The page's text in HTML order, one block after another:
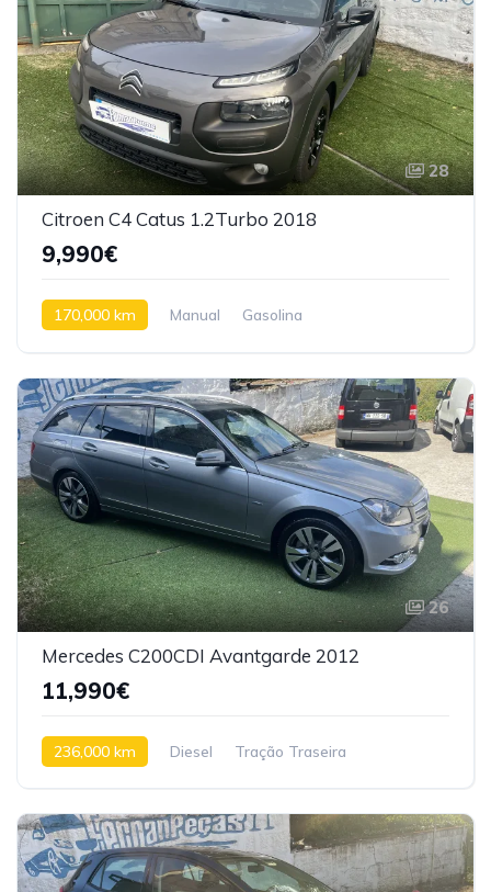
28
Citroen C4 Catus 1.2Turbo 2018
9,990€
170,000 km Manual
Gasolina
26
Mercedes C200CDI Avantgarde 2012
11,990€
236,000 km Diesel Tração Traseira